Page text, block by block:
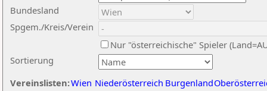
Sortierung
Bundesland
Spgem./Kreis/Verein
Nur "österreichische" Spieler
Vereinslisten:Wien Niederösterreich Burgenland